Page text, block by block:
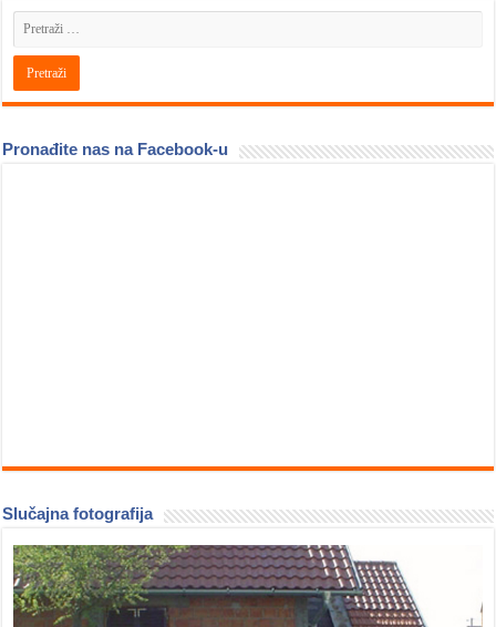
Pronađite nas na Facebook-u
Slučajna fotografija